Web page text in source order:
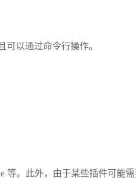
可以通过命令行操作。
等。此外，由于某些插件可能